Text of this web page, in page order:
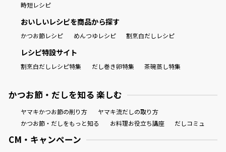
時短レシピ
おいしいレシピを商品から探す
かつお節レシピ めんつゆレシピ 割烹白だしレシピ
レシピ特設サイト
割烹白だしレシピ特集 だし巻き卵特集 茶碗蒸し特集
かつお節・だしを知る 楽しむ
ヤマキかつお節の削り方
ヤマキ流だしの取り方
かつお節・だしをもっと知る
お料理お役立ち講座 だしコミュ
CM・キャンペーン